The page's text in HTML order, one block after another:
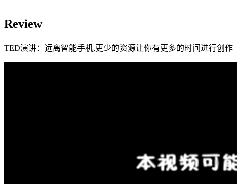
Review
TED演讲：远离智能手机,更少的资源让你有更多的时间进行创作